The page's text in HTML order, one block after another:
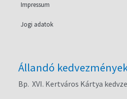
Impressum
Jogi adatok
Állandó
Bp. XVI. Kertváros Kártya